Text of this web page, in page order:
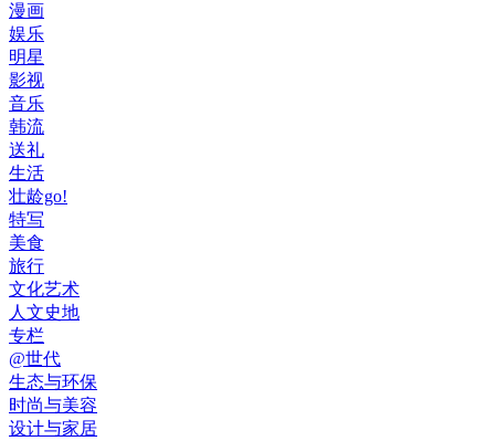
漫画
娱乐
明星
影视
音乐
韩流
送礼
生活
壮龄go!
特写
美食
旅行
文化艺术
人文史地
专栏
@世代
生态与环保
时尚与美容
设计与家居